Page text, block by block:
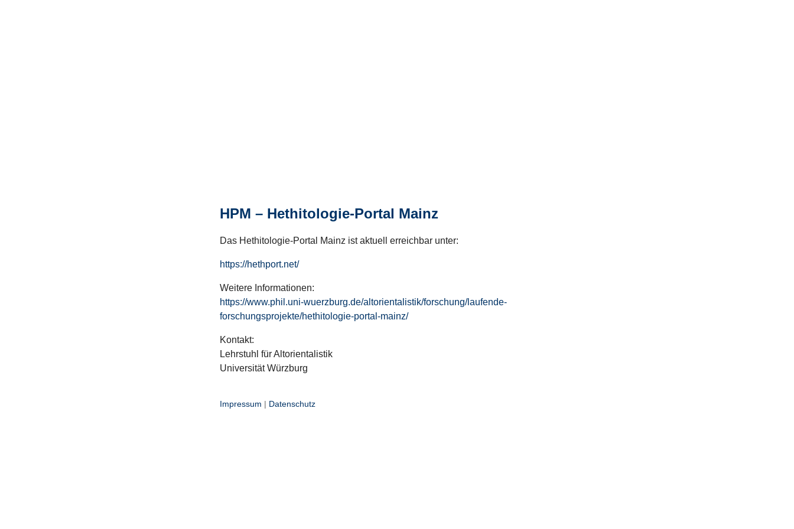
HPM – Hethitologie-Portal Mainz
Das Hethitologie-Portal Mainz ist aktuell erreichbar unter:
https://hethport.net/
Weitere Informationen:
https://www.phil.uni-wuerzburg.de/altorientalistik/forschung/laufende-
forschungsprojekte/hethitologie-portal-mainz/
Kontakt:
Lehrstuhl für Altorientalistik
Universität Würzburg
Impressum | Datenschutz